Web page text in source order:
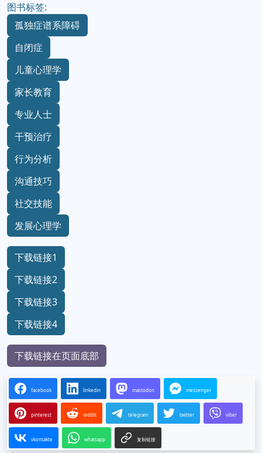
图书标签:
孤独症谱系障碍
自闭症
儿童心理学
家长教育
专业人士
干预治疗
行为分析
沟通技巧
社交技能
发展心理学
下载链接1
下载链接2
下载链接3
下载链接4
下载链接在页面底部
facebook linkedin mastodon messenger
pinterest reddit telegram twitter viber
vkontakte whatsapp 复制链接